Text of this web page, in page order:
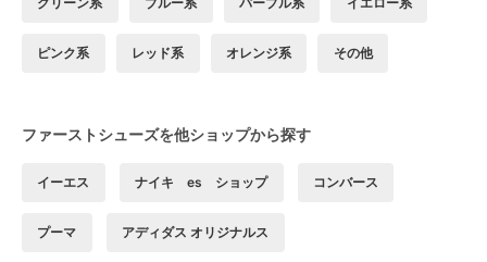
ピンク系 レッド系 オレンジ系 その他
ファーストシューズを他ショップから探す
イーエス ナイキ es ショップ コンバース
プーマ アディダス オリジナルス